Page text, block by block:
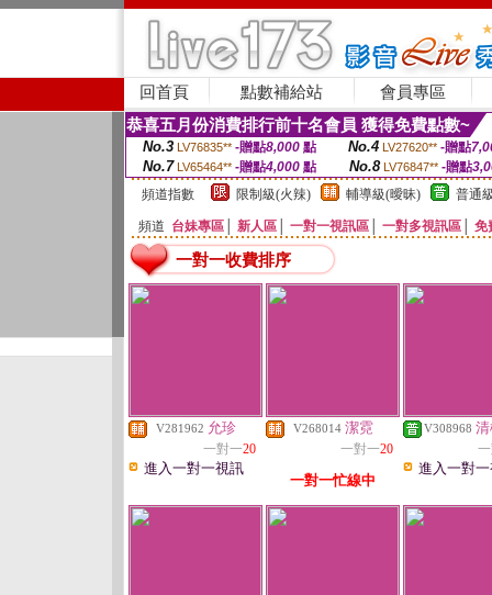
回首頁 點數補給站 會員專區
恭喜五月份消費排行前十名會員 獲得免費點數~
No.3 LV76835** -贈點8,000點 No.4 LV27620** -贈點
No.7 LV65464** -贈點4,000 點 No.8 LV76847** -贈點
頻道指數
限制級(火辣) 輔導級(曖昧) 普通
頻道 台妹專區 新人區 一對一視訊區 一對多視訊區 免
一對一收費排序
V281962 允珍
一對一20
進入一對一視訊
V268014 潔霓
一對一20
一對一忙線中
V308968
進入一對